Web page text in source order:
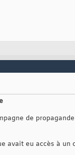
de
avait eu accès à un